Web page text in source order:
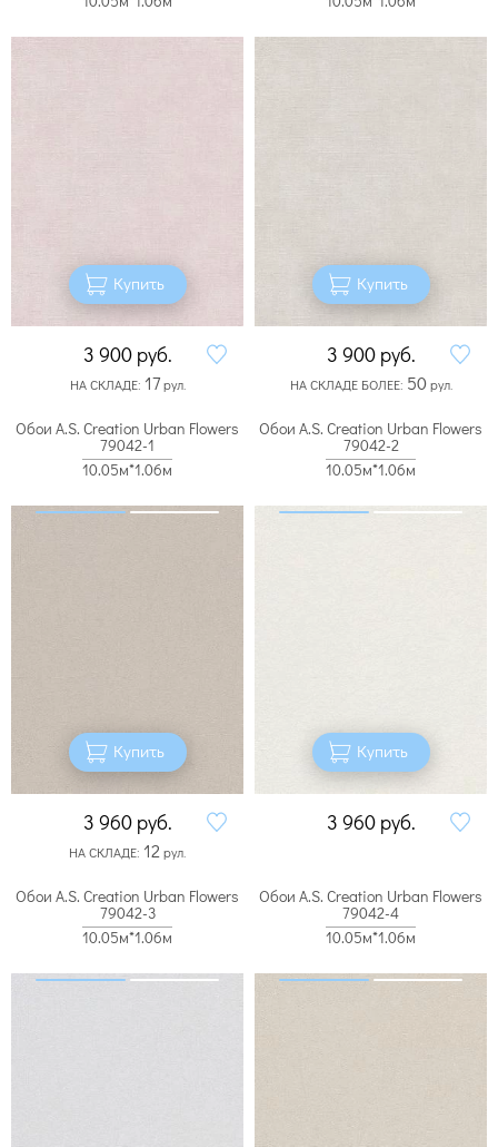
Купить
3 900 руб.
НА СКЛАДЕ: 17рул.
Купить
3 900 руб.
НА СКЛАДЕ БОЛЕЕ: 50рул.
Обои A.S. Creation Urban Flowers
79042-1
10.05м*1.06м
Купить
3 960 руб.
НА СКЛАДЕ: 12рул.
Обои A.S. Creation Urban Flowers
79042-2
10.05м*1.06м
Купить
3 960 руб.
Обои A.S. Creation Urban Flowers
79042-3
10.05м*1.06м
Обои A.S. Creation Urban Flowers
79042-4
10.05м*1.06м